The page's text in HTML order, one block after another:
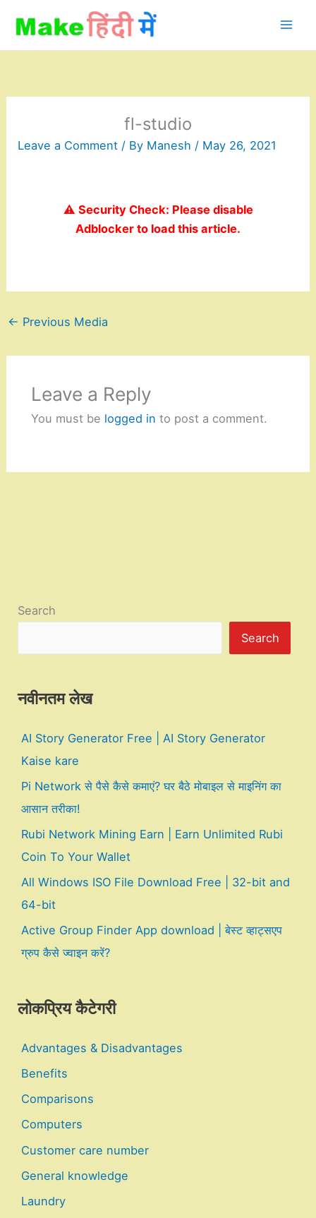
content
fl-studio
Leave a Comment / By Manesh / May 26, 2021
⚠️ Security Check: Please disable
Adblocker to load this article.
← Previous Media
Leave a Reply
You must be logged in to post a comment.
Search
Search
नवीनतम लेख
AI Story Generator Free | AI Story Generator
Kaise kare
Pi Network से पैसे कैसे कमाएं? घर बैठे मोबाइल से माइनिंग का
आसान तरीका!
Rubi Network Mining Earn | Earn Unlimited Rubi
Coin To Your Wallet
All Windows ISO File Download Free | 32-bit and
64-bit
Active Group Finder App download | बेस्ट व्हाट्सएप
ग्रुप कैसे ज्वाइन करें?
लोकप्रिय कैटेगरी
Advantages & Disadvantages
Benefits
Comparisons
Computers
Customer care number
General knowledge
Laundry